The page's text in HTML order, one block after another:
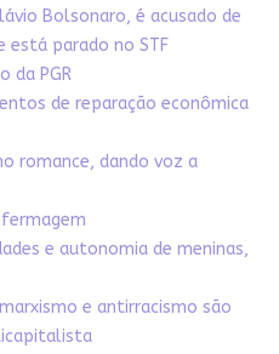
Bolsonaro, é acusado de
está parado no STF
da PGR
de reparação econômica
romance, dando voz a
e autonomia de meninas,
e antirracismo são